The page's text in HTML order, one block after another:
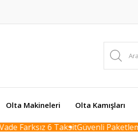
Olta Makineleri Olta Kamışları
Farksız 6 TaksitGüvenli